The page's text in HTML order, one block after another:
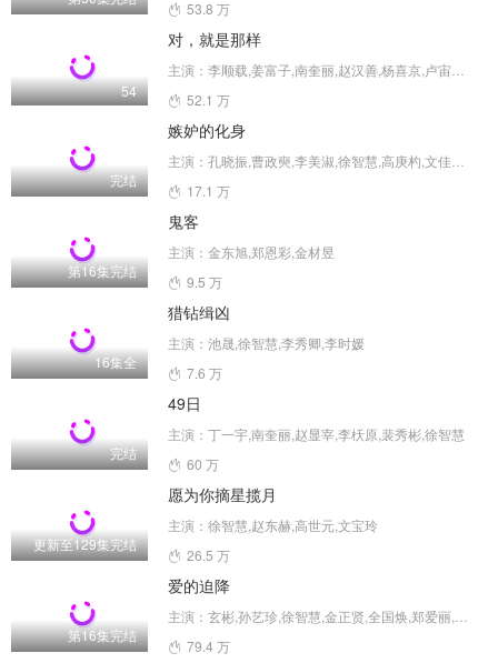
53.8 万
54
对，就是那样
52.1 万
完结
嫉妒的化身
17.1 万
第16集完结
鬼客
主演：金东旭,郑恩彩,金材昱
9.5 万
16集全
猎钻缉凶
主演：池晟,徐智慧,李秀卿,李时媛
7.6 万
完结
49日
主演：丁一宇,南奎丽,赵显宰,李枖原,裴秀彬,徐智慧
60 万
更新至129集完结
愿为你摘星揽月
主演：徐智慧,赵东赫,高世元,文宝玲
26.5 万
第16集完结
爱的迫降
79.4 万